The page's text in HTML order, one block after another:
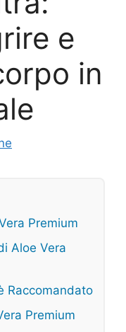
e
in
Premium
Aloe Vera
Raccomandato
Premium